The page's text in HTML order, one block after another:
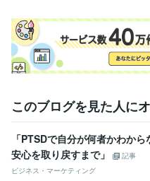
日本精神科看護協会 精神科
014年
得意分野
悩み相談・カウンセリング 不
心の悩み、心の病気
学習指導・資格・キャリア相談
コミュ
看護学生・看護師
このブログを見た人に
「PTSDで自分が何者かわから
安心を取り戻すまで」
記事
ビジネス・マーケティング